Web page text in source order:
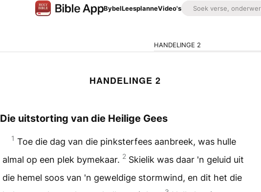
BybelLeesplanneVideo's
HANDELINGE 2
HANDELINGE 2
Die uitstorting van die Heilige Gees
1 Toe die dag van die pinksterfees aanbreek, was hulle
almal op een plek bymekaar. 2 Skielik was daar 'n geluid uit
die hemel soos van 'n geweldige stormwind, en dit het die